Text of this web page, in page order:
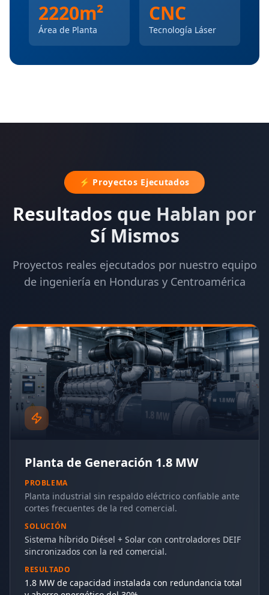
2220m²
Área de Planta
CNC
Tecnología Láser
⚡ Proyectos Ejecutados
Resultados que Hablan por
Sí Mismos
Proyectos reales ejecutados por nuestro equipo
de ingeniería en Honduras y Centroamérica
Planta de Generación 1.8 MW
PROBLEMA
Planta industrial sin respaldo eléctrico confiable ante
cortes frecuentes de la red comercial.
SOLUCIÓN
Sistema híbrido Diésel + Solar con controladores DEIF
sincronizados con la red comercial.
RESULTADO
1.8 MW de capacidad instalada con redundancia total